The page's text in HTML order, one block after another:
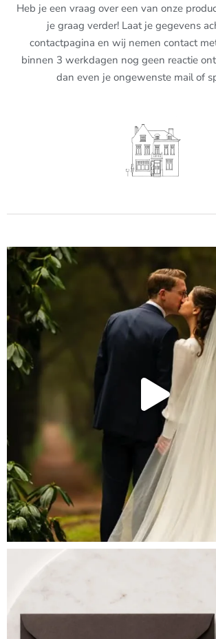
Heb je een vraag over een van onze
je graag verder! Laat je gegevens
contactpagina en wij nemen contact
binnen 3 werkdagen nog geen reactie
dan even je ongewenste mail of